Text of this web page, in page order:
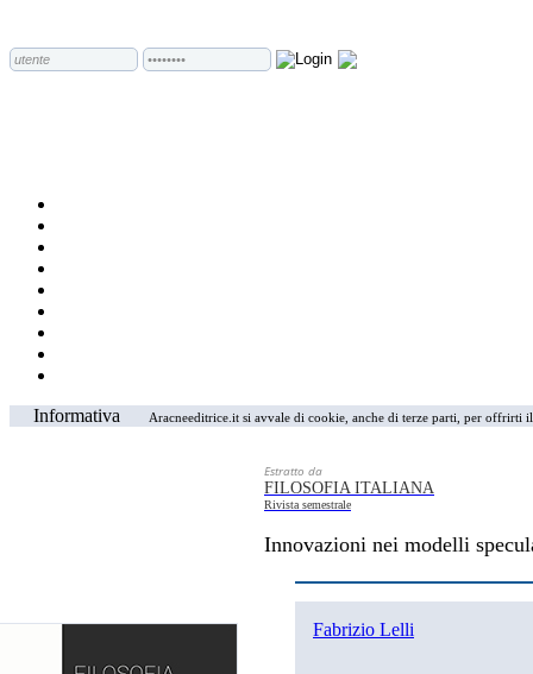
Informativa Aracneeditrice.it si avvale di cookie, anche di terze parti, per
Estratto da
FILOSOFIA ITALIANA
Rivista semestrale
Innovazioni nei modelli
Fabrizio Lelli